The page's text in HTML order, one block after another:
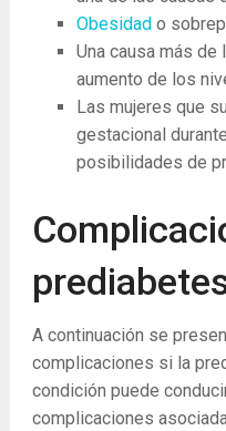
Obesidad o
Una causa más de
aumento de los
Las mujeres que
gestacional
posibilidades de
A continuación se
complicaciones si la
condición puede
complicaciones